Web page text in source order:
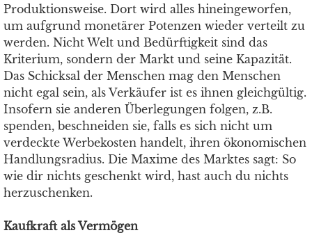
Produktionsweise. Dort wird alles hineingeworfen,
um aufgrund monetärer Potenzen wieder verteilt zu
werden. Nicht Welt und Bedürftigkeit sind das
Kriterium, sondern der Markt und seine Kapazität.
Das Schicksal der Menschen mag den Menschen
nicht egal sein, als Verkäufer ist es ihnen gleichgültig.
Insofern sie anderen Überlegungen folgen, z.B.
spenden, beschneiden sie, falls es sich nicht um
verdeckte Werbekosten handelt, ihren ökonomischen
Handlungsradius. Die Maxime des Marktes sagt: So
wie dir nichts geschenkt wird, hast auch du nichts
herzuschenken.
Kaufkraft als Vermögen